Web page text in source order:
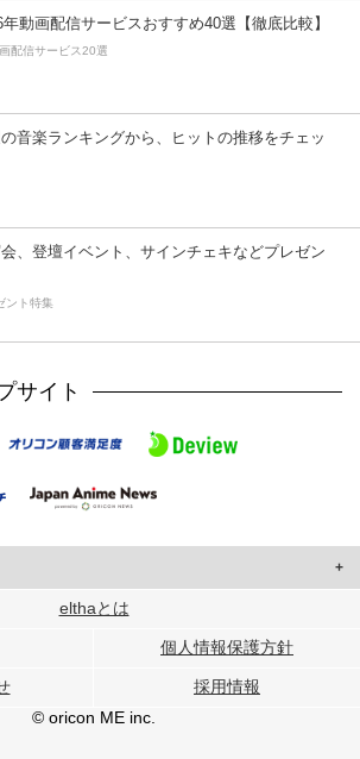
年動画配信サービスおすすめ40選【徹底比較】
配信サービス20選
音楽ランキングから、ヒットの推移をチェッ
、登壇イベント、サインチェキなどプレゼン
ント特集
サイト
使用して、ユーザーに合わせたコンテンツや広告の
タ解析の各パートナーに提供しています。
とユーザーが各パートナーに提供した他の情報や、
サービスを使用したときに収集した他の情報を組み
elthaとは
個人情報保護方針
採用情報
© oricon ME inc.